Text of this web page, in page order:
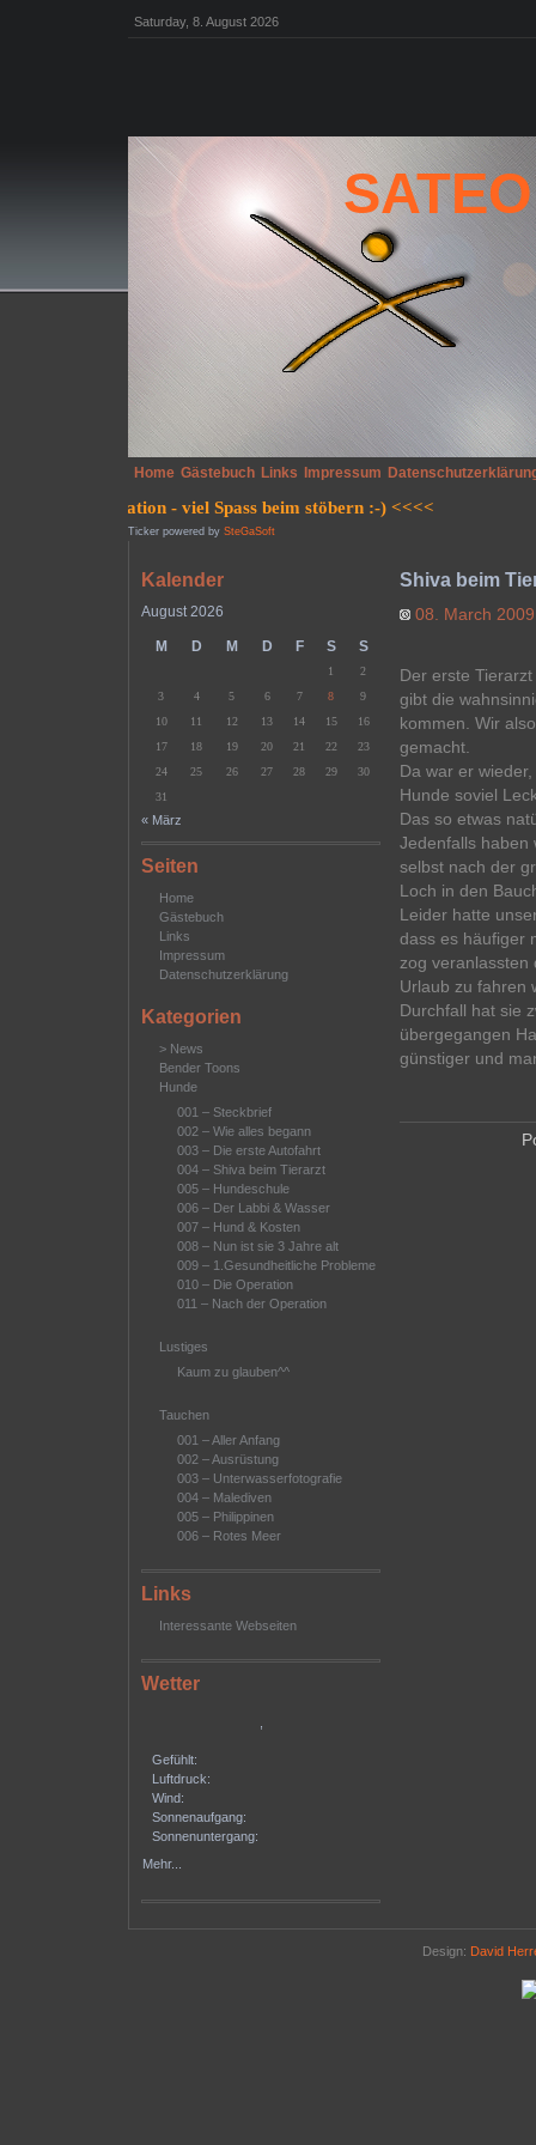
Saturday, 8. August 2026
Home Gästebuch Links Impressum
Ticker powered by SteGaSoft
Kalender
August 2026
M D M D F S S
1
2
3
4 5 6 7 8
9
10
11 12 13 14 15
16
17
18 19 20 21 22
23
24
25 26 27 28 29
30
31
« März
Seiten
Home
Gästebuch
Links
Impressum
Datenschutzerklärung
Kategorien
> News
Bender Toons
Hunde
001 – Steckbrief
002 – Wie alles begann
003 – Die erste Autofahrt
004 – Shiva beim Tierarzt
005 – Hundeschule
006 – Der Labbi & Wasser
007 – Hund & Kosten
008 – Nun ist sie 3 Jahre alt
009 – 1.Gesundheitliche Probleme
010 – Die Operation
011 – Nach der Operation
Lustiges
Kaum zu glauben^^
Tauchen
001 – Aller Anfang
002 – Ausrüstung
003 – Unterwasserfotografie
004 – Malediven
005 – Philippinen
006 – Rotes Meer
Links
Interessante Webseiten
Wetter
Gefühlt:
Luftdruck:
Wind:
Sonnenaufgang:
Sonnenuntergang:
Mehr...
Shiva beim
08. March
Der erste
gibt die
kommen. Wir
gemacht.
Da war er
Hunde soviel
Das so etwas
Jedenfalls haben
selbst nach der
Loch in den
Leider hatte
dass es häufiger
zog veranlassten
Urlaub zu fahren
Durchfall hat sie
übergegangen
günstiger und
Design: David